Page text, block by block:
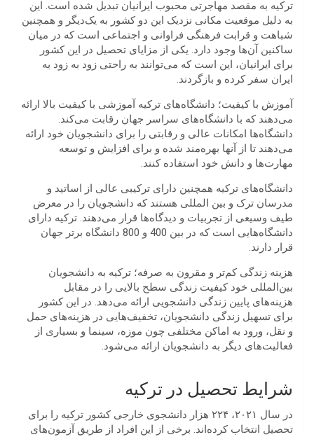
ترکیه به مقصد مهاجرتی محبوب ایرانیان تبدیل شده است. این
به دلیل موقعیت مکانی نزدیک این دو کشور به یک‌دیگر و همچنین
شباهت و قرابت فرهنگی فراوانی و اجتماعی است که در میان
ساکنین آن‌ها وجود دارد. یکی از مزایای تحصیل در این کشور
برای ایرانیان، این است که می‌توانند به راحتی زود به زود به
ایران سفر کرده و بازگردند.
آموزش با کیفیت؛ دانشگاه‌های ترکیه آموزشی با کیفیت بالا ارائه
می‌دهند که با دانشگاه‌های سراسر جهان رقابت می‌کند.
دانشگاه‌ها امکانات عالی و رقابتی را برای دانشجویان خود ارائه
می‌دهند تا از آنها بهره‌مند شده و برای افزایش و توسعه
مهارت‌ها و دانش خود استفاده کنند.
دانشگاه‌های ترکیه همچنین دارای ترکیبی عالی از اساتید و
مدرسان ترک و بین المللی هستند که دانشجویان را در معرض
طیف وسیعی از تجربیات و دیدگاه‌ها قرار می‌دهند. ترکیه دارای
دانشگاه‌هایی است که در بین 400 و 800 دانشگاه برتر جهان
قرار دارند.
هزینه زندگی کم‌تر و مقرون به صرفه؛ ترکیه به دانشجویان
بین‌المللی خود کیفیت زندگی سطح بالایی را در مقابل
هزینه‌های پایین زندگی دانشجویی ارائه می‌دهد. در این کشور
برای تسهیل زندگی دانشجویان، تخفیف‌هایی در هزینه‌های حمل
و نقل، ورود به اماکن مختلفی چون موزه، سینما و بسیاری از
فعالیت‌های دیگر به دانشجویان ارائه می‌شود.
شرایط تحصیل در ترکیه
در سال ۲۰۲۱، ۲۲۴ هزار دانشجوی خارجی کشور ترکیه را برای
تحصیل انتخاب کرده‌اند. برخی از این افراد از طریق آزمون‌های